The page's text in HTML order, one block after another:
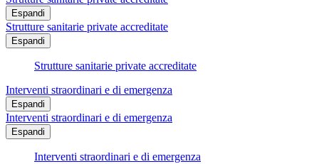
Espandi
Strutture sanitarie private accreditate
Espandi
Strutture sanitarie private accreditate
Interventi straordinari e di emergenza
Espandi
Interventi straordinari e di emergenza
Espandi
Interventi straordinari e di emergenza